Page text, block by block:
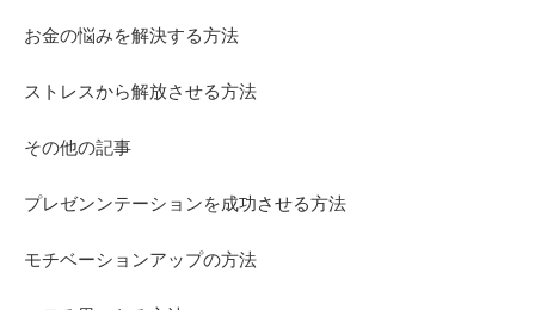
お金の悩みを解決する方法
ストレスから解放させる方法
その他の記事
プレゼンンテーションを成功させる方法
モチベーションアップの方法